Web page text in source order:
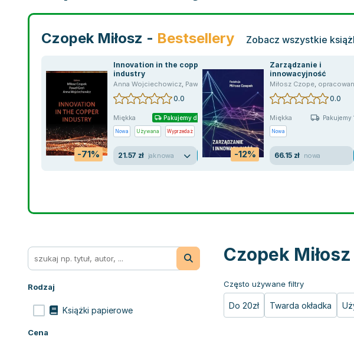
Czopek Miłosz - Bestsellery Zobacz wszystkie
-71%
Innovation in the copper
industry
Anna Wojciechowicz, Paweł Greń opracowanie zbiorowe,Miłosz Czope,
0.0
Miękka Pakujemy dzisiaj
Nowa Używana Wyprzedaż
21.57 zł jak nowa -12%
Zarządzanie i
innowacyjność
Miłosz Czope, opracowanie
0.0
Miękka Pakujemy
Nowa
66.15 zł nowa
Rodzaj
Książki papierowe
Cena
Czopek
Często używane filtry
Do 20zł Twarda okładka